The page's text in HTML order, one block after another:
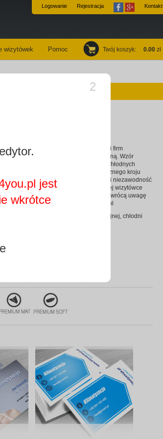
wizytówek Pomoc
Logowanie Rejestracja Kontakt
Twój koszyk: 0.00 zł
opis: Kolejna opcja wizytówki dla osób i firm
związanych z branżą klimatyzacyjną. Wzór
utrzymany w oficjalnej stylistyce, chłodnych
barwach z zastosowaniem klasycznego kroju
czcionki. Dobra jakość, solidność i niezawodność
– te wszystkie cechy zauważą w tej wizytówce
potencjalni klienci i z pewnością zwrócą uwagę
na Twoje usługi. - wizytowki4you.pl
branży klimatyzacyjnej, wentylacyjnej, chłodni
1
jest
wkrótce